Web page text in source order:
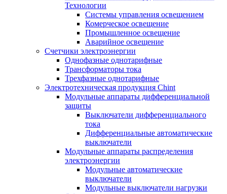
Технологии
Системы управления освещением
Комерческое освещение
Промышленное освещение
Аварийное освещение
Счетчики электроэнергии
Однофазные однотарифные
Трансформаторы тока
Трехфазные однотарифные
Электротехническая продукция Chint
Модульные аппараты дифференциальной
защиты
Выключатели дифференциального
тока
Дифференциальные автоматические
выключатели
Модульные аппараты распределения
электроэнергии
Модульные автоматические
выключатели
Модульные выключатели нагрузки